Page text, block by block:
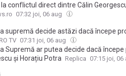
la conflictul direct dintre Călin
unei campanii anti euro” / „Lui Potra îi
07:32 joi, 06 aug
supremă decide astăzi dacă începe
de lovitură de stat
TV 07:31 joi, 06 aug
Supremă ar putea decide dacă
și Horațiu Potra Replica 07:15 joi, 06